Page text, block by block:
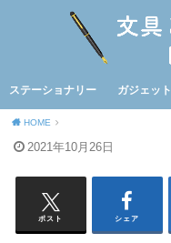
ステーショナリー ガジェット
HOME
2021年10月26日
ポスト シェア